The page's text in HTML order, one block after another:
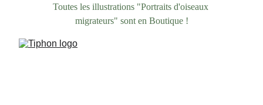
Toutes les illustrations "Portraits d'oiseaux
migrateurs" sont en Boutique !